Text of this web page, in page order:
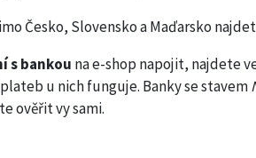
Česko, Slovensko a Maďarsko
s bankou na e-shop napojit, najdete
u nich funguje. Banky se stavem
ověřit vy sami.